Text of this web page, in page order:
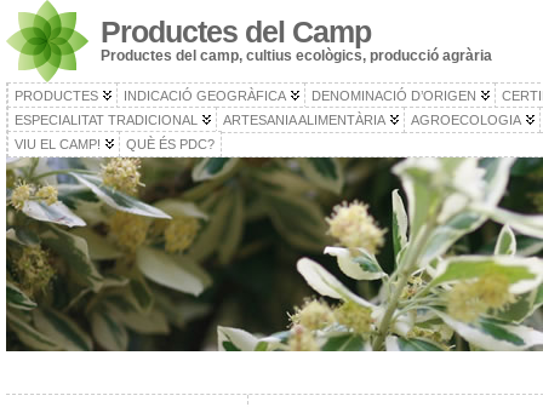
Productes del Camp
Productes del camp, cultius ecològics, producció agrària
PRODUCTES INDICACIÓ GEOGRÀFICA DENOMINACIÓ D’ORIGEN
ESPECIALITAT TRADICIONAL
ARTESANIA ALIMENTÀRIA
AGROECOLOGIA
VIU EL CAMP!
QUÈ ÉS PDC?